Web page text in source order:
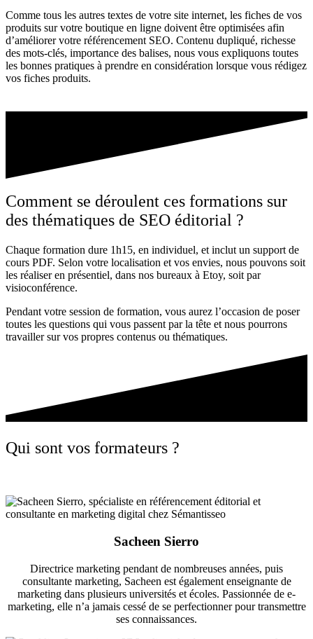
Comme tous les autres textes de votre site internet, les fiches de vos
produits sur votre boutique en ligne doivent être optimisées afin
d’améliorer votre référencement SEO. Contenu dupliqué, richesse
des mots-clés, importance des balises, nous vous expliquons toutes
les bonnes pratiques à prendre en considération lorsque vous rédigez
vos fiches produits.
Comment se déroulent ces formations sur
des thématiques de SEO éditorial ?
Chaque formation dure 1h15, en individuel, et inclut un support de
cours PDF. Selon votre localisation et vos envies, nous pouvons soit
les réaliser en présentiel, dans nos bureaux à Etoy, soit par
visioconférence.
Pendant votre session de formation, vous aurez l’occasion de poser
toutes les questions qui vous passent par la tête et nous pourrons
travailler sur vos propres contenus ou thématiques.
Qui sont vos formateurs ?
Sacheen Sierro
Directrice marketing pendant de nombreuses années, puis
consultante marketing, Sacheen est également enseignante de
marketing dans plusieurs universités et écoles. Passionnée de e-
marketing, elle n’a jamais cessé de se perfectionner pour transmettre
ses connaissances.